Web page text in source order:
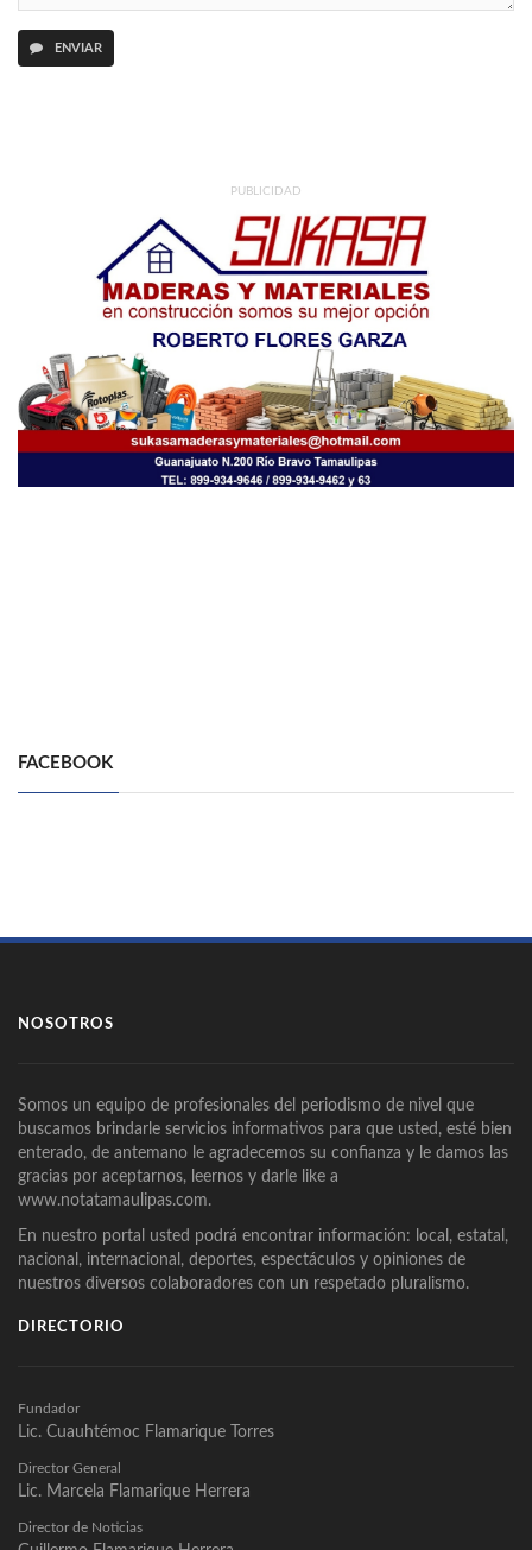
ENVIAR
PUBLICIDAD
FACEBOOK
NOSOTROS
Somos un equipo de profesionales del periodismo de nivel que
buscamos brindarle servicios informativos para que usted, esté bien
enterado, de antemano le agradecemos su confianza y le damos las
gracias por aceptarnos, leernos y darle like a
www.notatamaulipas.com.
En nuestro portal usted podrá encontrar información: local, estatal,
nacional, internacional, deportes, espectáculos y opiniones de
nuestros diversos colaboradores con un respetado pluralismo.
DIRECTORIO
Fundador
Lic. Cuauhtémoc Flamarique Torres
Director General
Lic. Marcela Flamarique Herrera
Director de Noticias